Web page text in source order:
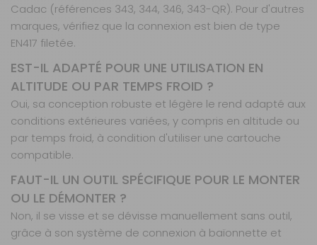
Cadac (références 343, 344, 346, 343-QR). Pour d'autres
marques, vérifiez que la connexion est bien de type
EN417 filetée.
EST-IL ADAPTÉ POUR UNE UTILISATION EN
ALTITUDE OU PAR TEMPS FROID ?
Oui, sa conception robuste et légère le rend adapté aux
conditions extérieures variées, y compris en altitude ou
par temps froid, à condition d'utiliser une cartouche
compatible.
FAUT-IL UN OUTIL SPÉCIFIQUE POUR LE MONTER
OU LE DÉMONTER ?
Non, il se visse et se dévisse manuellement sans outil,
grâce à son système de connexion à baïonnette et